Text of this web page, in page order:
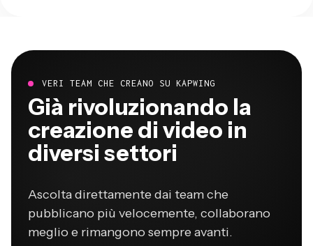
VERI TEAM CHE CREANO SU KAPWING
Già rivoluzionando la
creazione di video in
diversi settori
Ascolta direttamente dai team che
pubblicano più velocemente, collaborano
meglio e rimangono sempre avanti.